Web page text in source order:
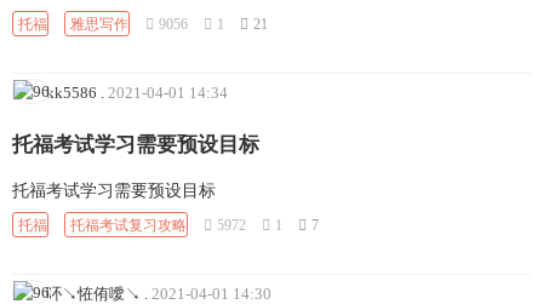
托福 雅思写作 9056 1 21
kk5586 2021-04-01 14:34
托福考试学习需要预设目标
托福考试学习需要预设目标
托福 托福考试复习攻略 5972 1 7
吥↘恠侑噯↘ 2021-04-01 14:30